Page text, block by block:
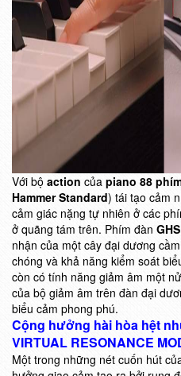
Với bộ action của piano 88
Hammer Standard) tái tạo cảm
cảm giác nặng tự nhiên ở các
ở quãng tám trên. Phím đàn GHS
nhận của một cây đại dương
chóng và khả năng kiểm soát
còn có tính năng giảm âm một
của bộ giảm âm trên đàn đại
biểu cảm phong phú.
Cộng hưởng hài hòa hệt
VIRTUAL RESONANCE
Một trong những nét cuốn hút